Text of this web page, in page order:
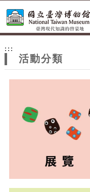
網
站
主
:::
活動分類